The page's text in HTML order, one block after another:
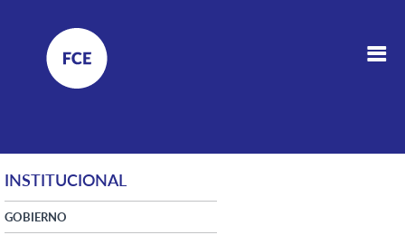
INSTITUCIONAL
GOBIERNO